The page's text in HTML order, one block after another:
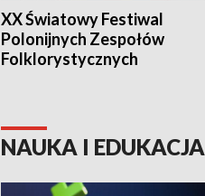
XX Światowy Festiwal
Polonijnych Zespołów
Folklorystycznych
NAUKA I EDUKACJA